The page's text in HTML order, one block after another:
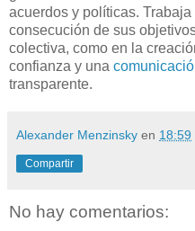
acuerdos y políticas. Trabaja
consecución de sus
colectiva, como en la
confianza y una
transparente.
Alexander Menzinsky en 18:59
Compartir
No hay comentarios: